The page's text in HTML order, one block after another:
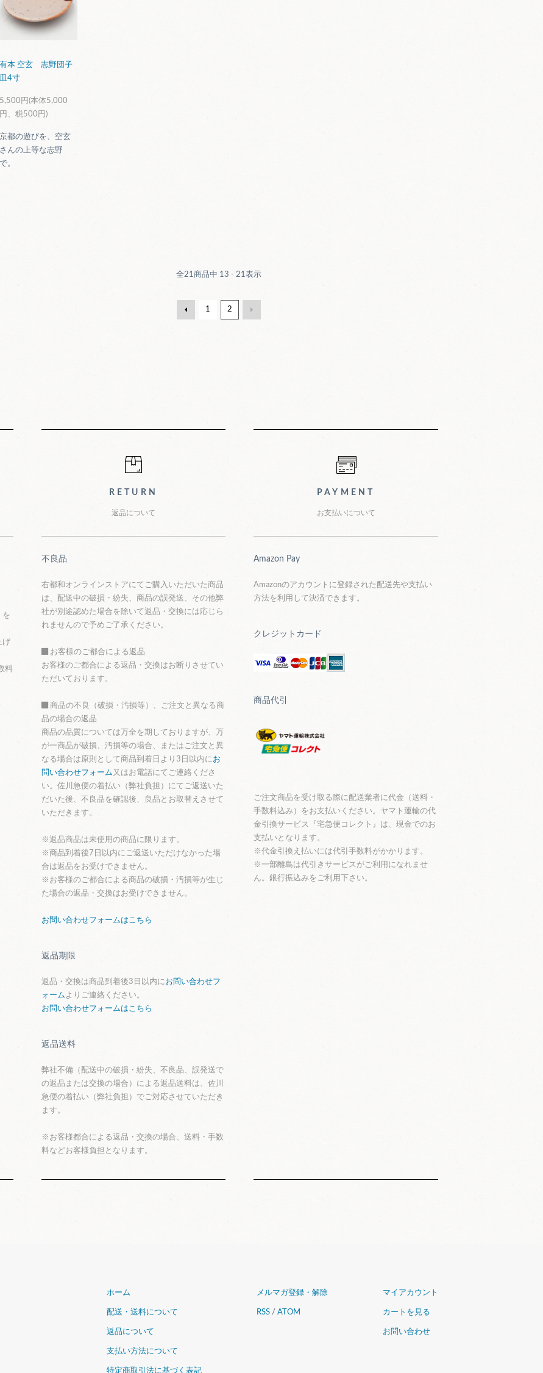
有本 空玄 志野団子
皿4寸
5,500円(本体5,000
円、税500円)
京都の遊びを、空玄
さんの上等な志野
で。
全21 商品中 13 - 21 表示
1 2
を
げ
料
RETURN
返品について
不良品
右都和オンラインストアにてご購入いただいた商品
は、配送中の破損・紛失、商品の誤発送、その他弊
社が別途認めた場合を除いて返品・交換には応じら
れませんので予めご了承ください。
お客様のご都合による返品
お客様のご都合による返品・交換はお断りさせてい
ただいております。
商品の不良（破損・汚損等）、ご注文と異なる商
品の場合の返品
商品の品質については万全を期しておりますが、万
が一商品が破損、汚損等の場合、またはご注文と異
なる場合は原則として商品到着日より3日以内に お
問い合わせフォーム 又はお電話にてご連絡くださ
い。佐川急便の着払い（弊社負担）にてご返送いた
だいた後、不良品を確認後、良品とお取替えさせて
いただきます。
※返品商品は未使用の商品に限ります。
※商品到着後7日以内にご返送いただけなかった場
合は返品をお受けできません。
※お客様のご都合による商品の破損・汚損等が生じ
た場合の返品・交換はお受けできません。
お問い合わせフォームはこちら
返品期限
返品・交換は商品到着後3日以内に お問い合わせフ
ォーム よりご連絡ください。
お問い合わせフォームはこちら
返品送料
弊社不備（配送中の破損・紛失、不良品、誤発送で
の返品または交換の場合）による返品送料は、佐川
急便の着払い（弊社負担）でご対応させていただき
ます。
※お客様都合による返品・交換の場合、送料・手数
料などお客様負担となります。
PAYMENT
お支払いについて
Amazon Pay
Amazonのアカウントに登録された配送先や支払い
方法を利用して決済できます。
クレジットカード
商品代引
ご注文商品を受け取る際に配送業者に代金（送料・
手数料込み）をお支払いください。ヤマト運輸の代
金引換サービス『宅急便コレクト』は、現金でのお
支払いとなります。
※代金引換え払いには代引手数料がかかります。
※一部離島は代引きサービスがご利用になれませ
ん。銀行振込みをご利用下さい。
ホーム
配送・送料について
返品について
支払い方法について
特定商取引法に基づく表記
メルマガ登録・解除
RSS / ATOM
マイアカウント
カートを見る
お問い合わせ